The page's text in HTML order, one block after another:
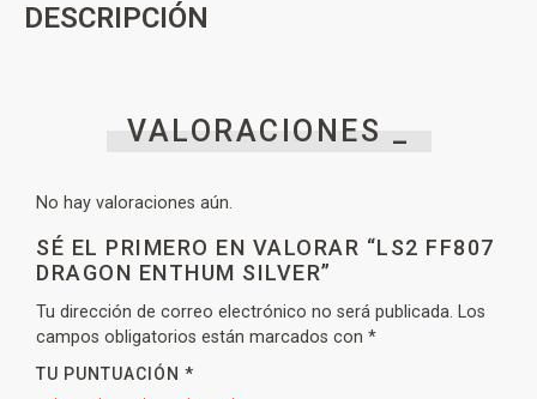
DESCRIPCIÓN
VALORACIONES _
No hay valoraciones aún.
SÉ EL PRIMERO EN VALORAR “LS2 FF807
DRAGON ENTHUM SILVER”
Tu dirección de correo electrónico no será publicada. Los
campos obligatorios están marcados con *
TU PUNTUACIÓN *